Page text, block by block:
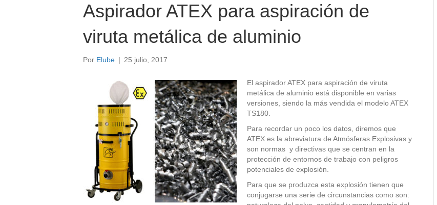
Aspirador ATEX para aspiración de
viruta metálica de aluminio
Por Elube | 25 julio, 2017
El aspirador ATEX para aspiración de viruta
metálica de aluminio está disponible en varias
versiones, siendo la más vendida el modelo ATEX
TS180.
Para recordar un poco los datos, diremos que
ATEX es la abreviatura de Atmósferas Explosivas y
son normas y directivas que se centran en la
protección de entornos de trabajo con peligros
potenciales de explosión.
Para que se produzca esta explosión tienen que
conjugarse una serie de circunstancias como son: